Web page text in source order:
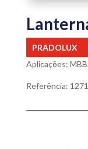
PRADOLUX
Aplicações:
Referência: